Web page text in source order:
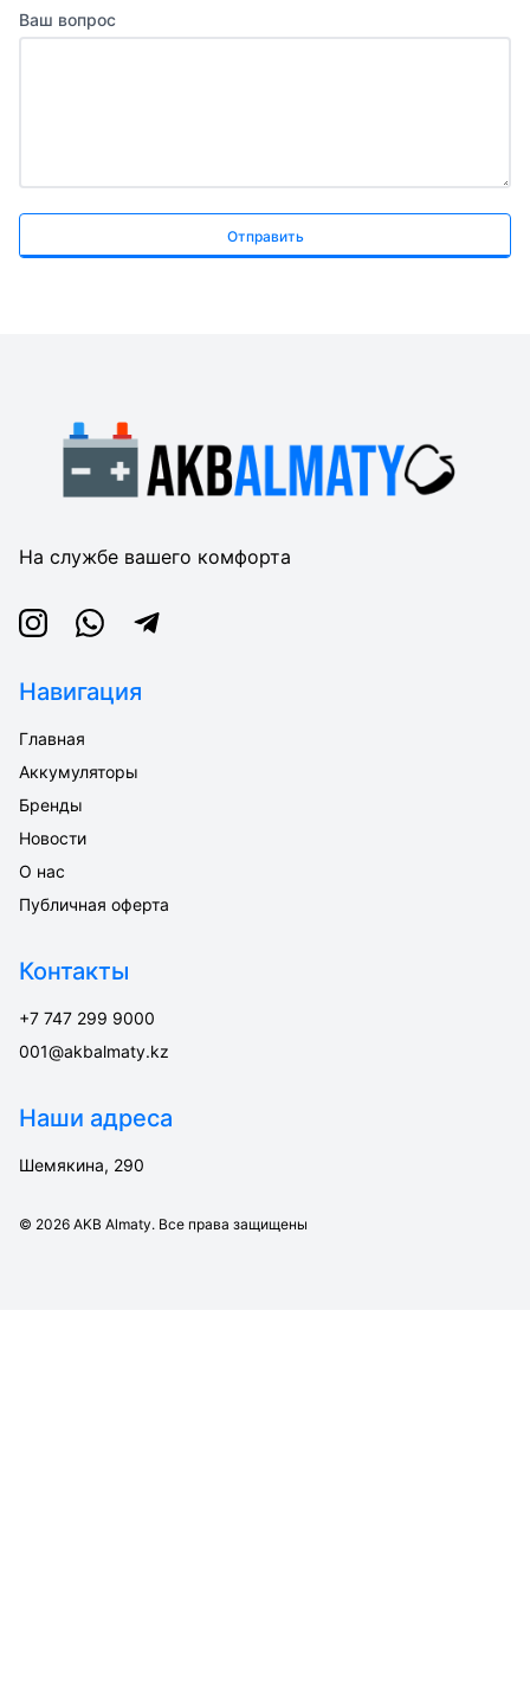
Ваш вопрос
Отправить
На службе вашего комфорта
InstagramWhatsappTelegram
Навигация
Главная
Аккумуляторы
Бренды
Новости
О нас
Публичная оферта
Контакты
+7 747 299 9000
001@akbalmaty.kz
Наши адреса
Шемякина, 290
© 2026 AKB Almaty. Все права защищены